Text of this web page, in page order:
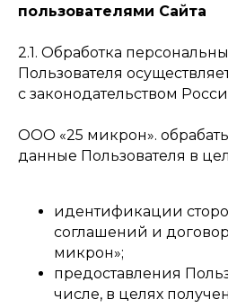
пользователями Сайта
2.1. Обработка
Пользователя
с законодательством
ООО «25 микрон».
данные Пользователя в
идентификации
соглашений и
микрон»;
предоставления
числе, в целях